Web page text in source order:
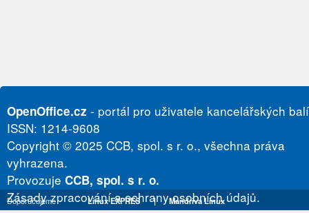
OpenOffice.cz - portál pro uživatele kancelářských
ISSN: 1214-9608
Copyright © 2025 CCB, spol. s r. o., všechna práva
vyhrazena.
Provozuje CCB, spol. s r. o.
Zásady zpracování a ochrany osobních údajů.
Doporučujeme Linux EXPRES | Mandriva Linux